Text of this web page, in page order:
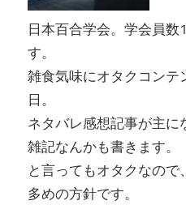
日本百合学会。学会員
す。
雑食気味にオタクコン
日。
ネタバレ感想記事が主
雑記なんかも書きます。
と言ってもオタクなの
多めの方針です。